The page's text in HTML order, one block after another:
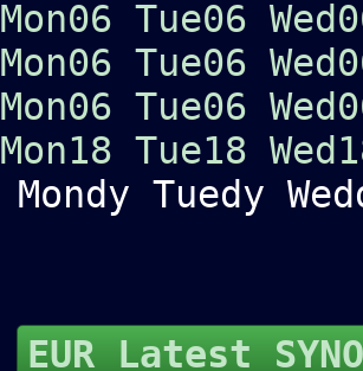
Mon06 Tue06
Mon06 Tue06
Mon06 Tue06
Mon18 Tue18
Mondy Tuedy
EUR Latest